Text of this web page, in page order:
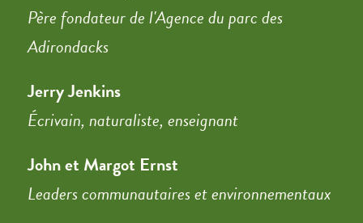
Père fondateur de l'Agence du parc des
Adirondacks
Jerry Jenkins
Écrivain, naturaliste, enseignant
John et Margot Ernst
Leaders communautaires et environnementaux